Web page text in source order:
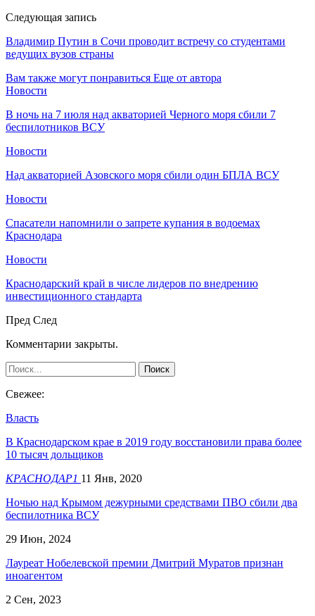
Следующая запись
Владимир Путин в Сочи проводит встречу со студентами
ведущих вузов страны
Вам также могут понравиться Еще от автора
Новости
В ночь на 7 июля над акваторией Черного моря сбили 7
беспилотников ВСУ
Новости
Над акваторией Азовского моря сбили один БПЛА ВСУ
Новости
Спасатели напомнили о запрете купания в водоемах
Краснодара
Новости
Краснодарский край в числе лидеров по внедрению
инвестиционного стандарта
Пред След
Комментарии закрыты.
Свежее:
Власть
В Краснодарском крае в 2019 году восстановили права более
10 тысяч дольщиков
КРАСНОДАР1 11 Янв, 2020
Ночью над Крымом дежурными средствами ПВО сбили два
беспилотника ВСУ
29 Июн, 2024
Лауреат Нобелевской премии Дмитрий Муратов признан
иноагентом
2 Сен, 2023